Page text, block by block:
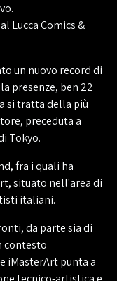
Lucca Comics &
un nuovo record di
presenze, ben 22
si tratta della più
preceduta a
Tokyo.
fra i quali ha
situato nell'area di
italiani.
da parte sia di
contesto
iMasterArt punta a